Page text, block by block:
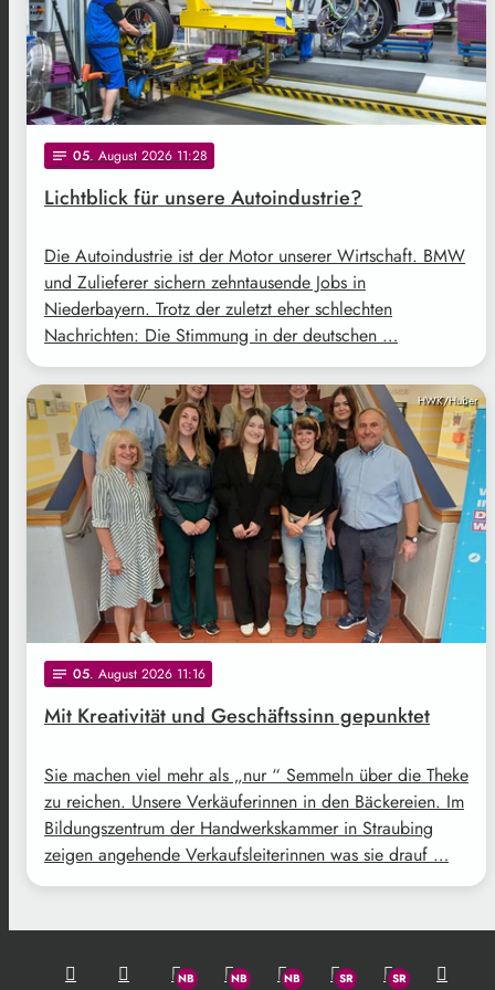
notes 05. August 2026 11:28
Lichtblick für unsere Autoindustrie?
Die Autoindustrie ist der Motor unserer Wirtschaft. BMW
und Zulieferer sichern zehntausende Jobs in
Niederbayern. Trotz der zuletzt eher schlechten
Nachrichten: Die Stimmung in der deutschen …
HWK/Huber
notes 05. August 2026 11:16
Mit Kreativität und Geschäftssinn gepunktet
Sie machen viel mehr als „nur “ Semmeln über die Theke
zu reichen. Unsere Verkäuferinnen in den Bäckereien. Im
Bildungszentrum der Handwerkskammer in Straubing
zeigen angehende Verkaufsleiterinnen was sie drauf …